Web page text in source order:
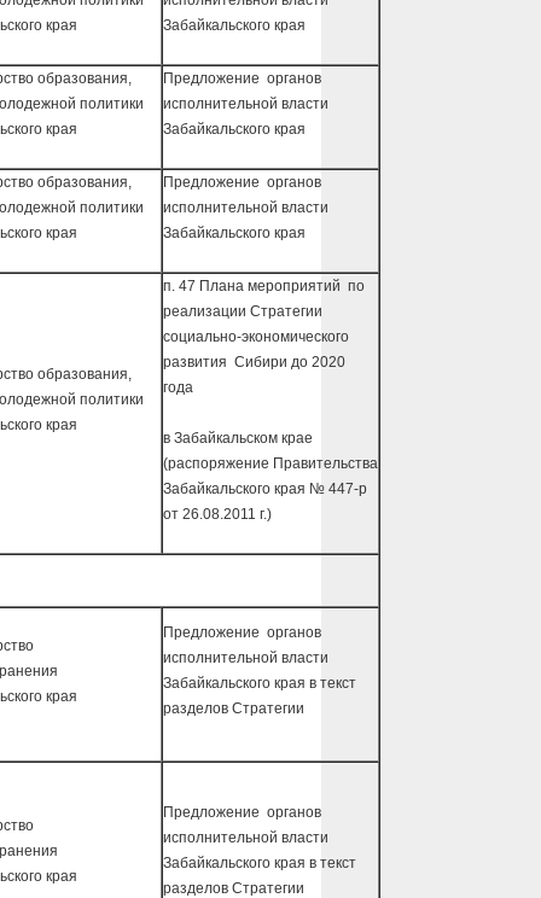
края
Забайкальского края
образования,
политики
края
Предложение органов
исполнительной власти
Забайкальского края
образования,
политики
края
Предложение органов
исполнительной власти
Забайкальского края
образования,
политики
края
п. 47 Плана мероприятий по
реализации Стратегии
социально-экономического
развития Сибири до 2020
года
в Забайкальском крае
(распоряжение Правительства
Забайкальского края № 447-р
от 26.08.2011 г.)
края
Предложение органов
исполнительной власти
Забайкальского края в текст
разделов Стратегии
края
Предложение органов
исполнительной власти
Забайкальского края в текст
разделов Стратегии
где в ближайшее время
необходимо дополнительно
для сброса воды.